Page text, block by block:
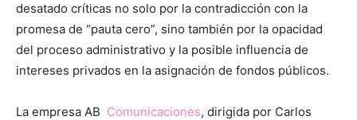
desatado críticas no solo por la contradicción con la
promesa de “pauta cero”, sino también por la opacidad
del proceso administrativo y la posible influencia de
intereses privados en la asignación de fondos públicos.
La empresa AB Comunicaciones, dirigida por Carlos